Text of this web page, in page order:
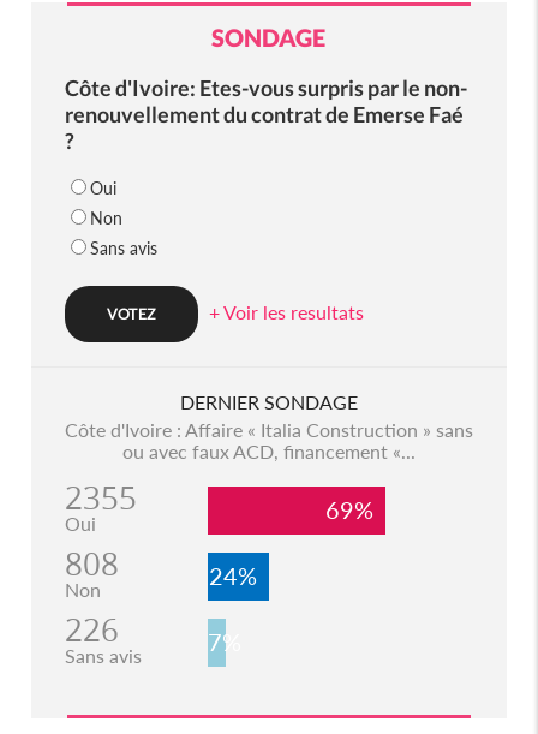
SONDAGE
Côte d'Ivoire: Etes-vous surpris par le non-
renouvellement du contrat de Emerse Faé
?
Oui
Non
Sans avis
+ Voir les resultats
DERNIER SONDAGE
Côte d'Ivoire : Affaire « Italia Construction » sans
ou avec faux ACD, financement «...
2355
Oui 69%
808
Non 24%
226
Sans avis 7%